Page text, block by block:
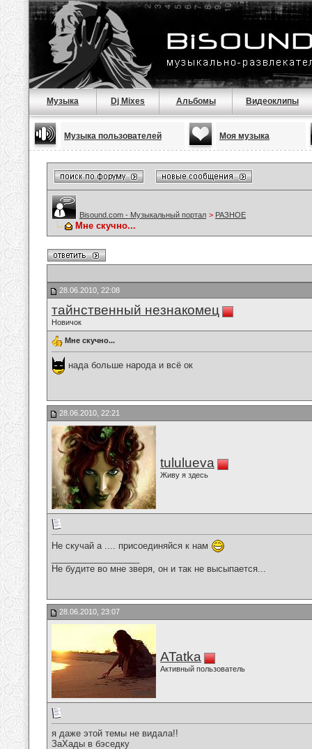
Музыка Dj Mixes Альбомы Видеоклипы
Музыка пользователей Моя музыка
Bisound.com - Музыкальный портал > РАЗНОЕ
Мне скучно...
28.06.2010, 22:08
тайнственный незнакомец
Новичок
Мне скучно...
нада больше народа и всё ок
28.06.2010, 22:21
tululueva
Живу я здесь
Не скучай а .... присоединяйся к нам
Не будите во мне зверя, он и так не высыпается...
28.06.2010, 23:07
ATatka
Активный пользователь
я даже этой темы не видала!!
ЗаХады в бэседку